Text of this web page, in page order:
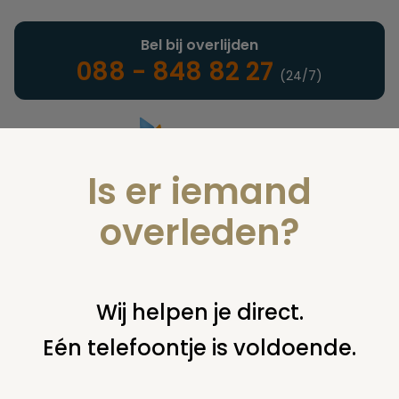
Landelijke uitvaartonderneming
Bel bij overlijden
088 - 848 82 27 (24/7)
U bent hier: home infotheek alle onderwerpen kunst en
rouwkaarten nieuwe stijl
Is er iemand
overleden?
Wij helpen je direct.
Eén telefoontje is voldoende.